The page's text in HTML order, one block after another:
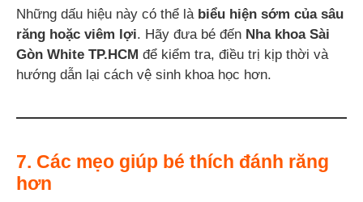
Những dấu hiệu này có thể là biểu hiện sớm của sâu
răng hoặc viêm lợi. Hãy đưa bé đến Nha khoa Sài
Gòn White TP.HCM để kiểm tra, điều trị kịp thời và
hướng dẫn lại cách vệ sinh khoa học hơn.
7. Các mẹo giúp bé thích đánh răng
hơn